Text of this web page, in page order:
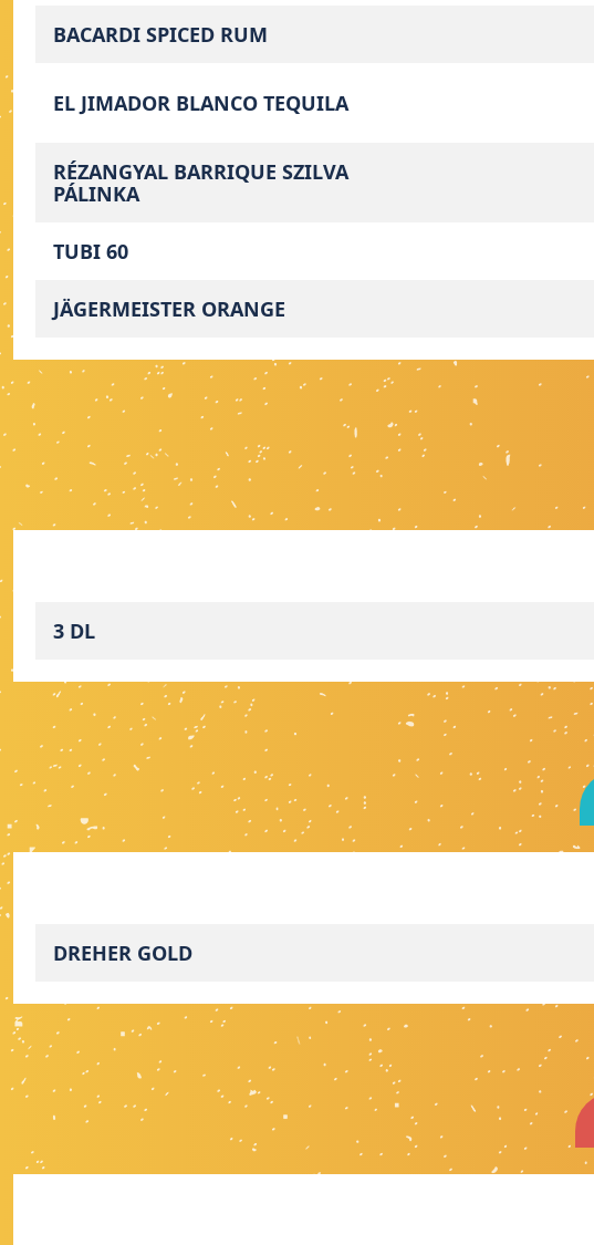
BACARDI SPICED RUM
EL JIMADOR BLANCO TEQUILA
RÉZANGYAL BARRIQUE SZILVA
PÁLINKA
TUBI 60
JÄGERMEISTER ORANGE
3 DL
DREHER GOLD